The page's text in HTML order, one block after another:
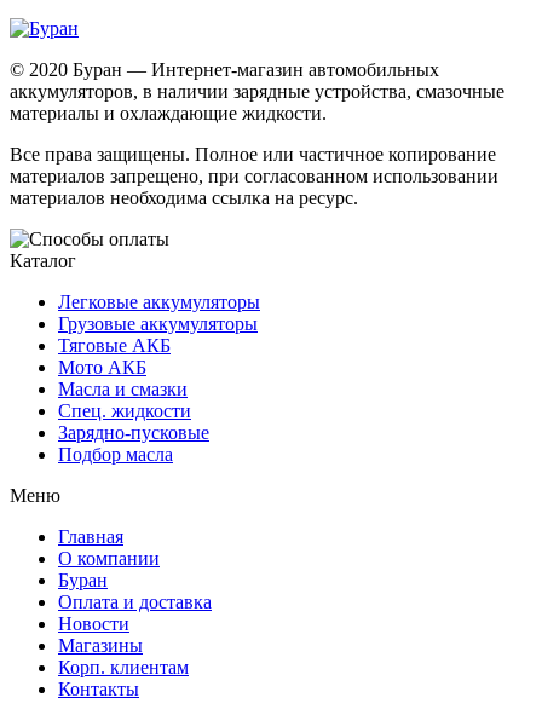
© 2020 Буран — Интернет-магазин автомобильных
аккумуляторов, в наличии зарядные устройства, смазочные
материалы и охлаждающие жидкости.
Все права защищены. Полное или частичное копирование
материалов запрещено, при согласованном использовании
материалов необходима ссылка на ресурс.
Каталог
Легковые аккумуляторы
Грузовые аккумуляторы
Тяговые АКБ
Мото АКБ
Масла и смазки
Спец. жидкости
Зарядно-пусковые
Подбор масла
Меню
Главная
О компании
Буран
Оплата и доставка
Новости
Магазины
Корп. клиентам
Контакты